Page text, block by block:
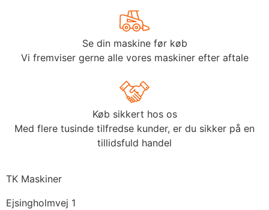
Se din maskine før køb
Vi fremviser gerne alle vores maskiner efter aftale
Køb sikkert hos os
Med flere tusinde tilfredse kunder, er du sikker på en
tillidsfuld handel
TK Maskiner
Ejsingholmvej 1